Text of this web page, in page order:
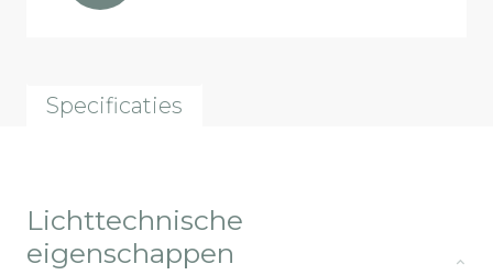
Specificaties
Lichttechnische
eigenschappen